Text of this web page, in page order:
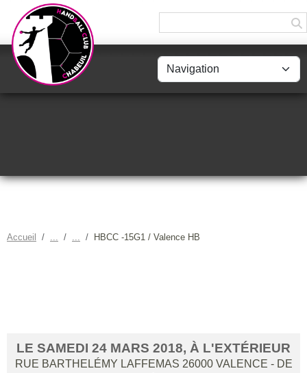
Accueil HBCC -15G1 / Valence HB
LE SAMEDI 24 MARS 2018, À L'EXTÉRIEUR
RUE BARTHELÉMY LAFFEMAS 26000 VALENCE - DE
Panneau de gestion des cookies